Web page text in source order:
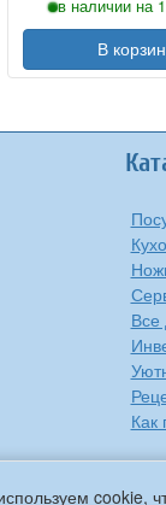
cookie,
в наличии на
В
Все
Как